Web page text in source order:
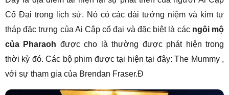
Cổ Đại trong lịch sử. Nó có các đài tưởng niệm và kim tự
tháp đặc trưng của Ai Cập cổ đại và đặc biệt là các ngôi mộ
của Pharaoh được cho là thường được phát hiện trong
thời kỳ đó. Các bộ phim được tại hiện tại đây: The Mummy ,
với sự tham gia của Brendan Fraser.Đ